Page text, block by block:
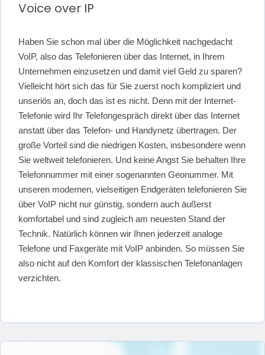
Voice over IP
Haben Sie schon mal über die Möglichkeit nachgedacht
VoIP, also das Telefonieren über das Internet, in Ihrem
Unternehmen einzusetzen und damit viel Geld zu sparen?
Vielleicht hört sich das für Sie zuerst noch kompliziert und
unseriös an, doch das ist es nicht. Denn mit der Internet-
Telefonie wird Ihr Telefongespräch direkt über das Internet
anstatt über das Telefon- und Handynetz übertragen. Der
große Vorteil sind die niedrigen Kosten, insbesondere wenn
Sie weltweit telefonieren. Und keine Angst Sie behalten Ihre
Telefonnummer mit einer sogenannten Geonummer. Mit
unseren modernen, vielseitigen Endgeräten telefonieren Sie
über VoIP nicht nur günstig, sondern auch äußerst
komfortabel und sind zugleich am neuesten Stand der
Technik. Natürlich können wir Ihnen jederzeit analoge
Telefone und Faxgeräte mit VoIP anbinden. So müssen Sie
also nicht auf den Komfort der klassischen Telefonanlagen
verzichten.